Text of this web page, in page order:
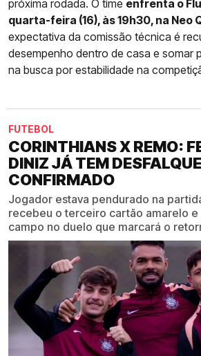
próxima rodada. O time enfrenta o
quarta-feira (16), às 19h30, na Neo
expectativa da comissão técnica é
desempenho dentro de casa e somar
na busca por estabilidade na
FUTEBOL
CORINTHIANS X REMO:
DINIZ JÁ TEM DESFALQUE
CONFIRMADO
Jogador estava pendurado na
recebeu o terceiro cartão amarelo e
campo no duelo que marcará o